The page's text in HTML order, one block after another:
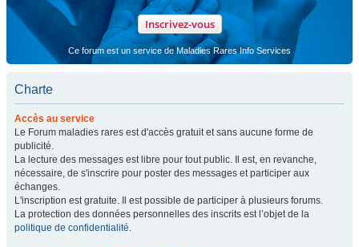
Inscrivez-vous
Ce forum est un service de Maladies Rares Info Services
Charte
Accès au service
Le Forum maladies rares est d'accès gratuit et sans aucune forme de
publicité.
La lecture des messages est libre pour tout public. Il est, en revanche,
nécessaire, de s'inscrire pour poster des messages et participer aux
échanges.
L'inscription est gratuite. Il est possible de participer à plusieurs forums.
La protection des données personnelles des inscrits est l’objet de la
politique de confidentialité.